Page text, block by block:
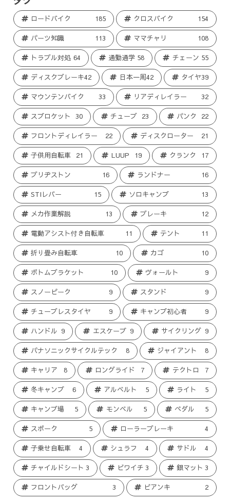
ロードバイク 185 クロスバイク 154
パーツ知識 113 ママチャリ 108
トラブル対処 64 通勤通学 58 チェーン 55
ディスクブレーキ42 日本一周42 タイヤ39
マウンテンバイク 33 リアディレイラー 32
スプロケット 30 チューブ 23 パンク 22
フロントディレイラー 22 ディスクローター 21
子供用自転車 21 LUUP 19 クランク 17
ブリヂストン 16 ランドナー 16
STIレバー 15 ソロキャンプ 13
メカ作業解説 13 ブレーキ 12
電動アシスト付き自転車 11 テント 11
折り畳み自転車 10 カゴ 10
ボトムブラケット 10 ヴォールト 9
スノーピーク 9 スタンド 9
チューブレスタイヤ 9 キャンプ初心者 9
ハンドル 9 エスケープ 9 サイクリング 9
パナソニックサイクルテック 8 ジャイアント 8
キャリア 8 ロングライド 7 テクトロ 7
冬キャンプ 6 アルベルト 5 ライト 5
キャンプ場 5 モンベル 5 ペダル 5
スポーク 5 ローラーブレーキ 4
子乗せ自転車 4 シュラフ 4 サドル 4
チャイルドシート 3 ビワイチ 3 銀マット 3
フロントバッグ 3 ビアンキ 2